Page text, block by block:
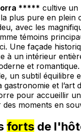
***** cultive un
plus pure en plein
avec les
témoins
Une façade
à un intérieur
et
un subtil équilibre
gastronomie et l’art
pour accueillir
moments en
forts de